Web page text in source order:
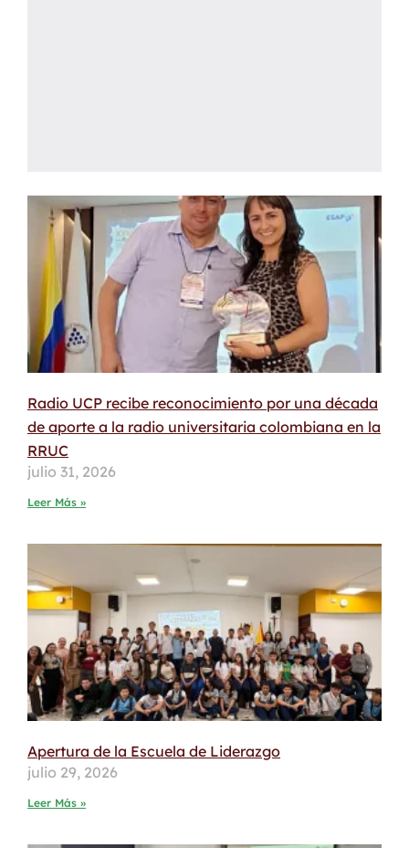
Radio UCP recibe reconocimiento por una década
de aporte a la radio universitaria colombiana en la
RRUC
julio 31, 2026
Leer Más »
Apertura de la Escuela de Liderazgo
julio 29, 2026
Leer Más »